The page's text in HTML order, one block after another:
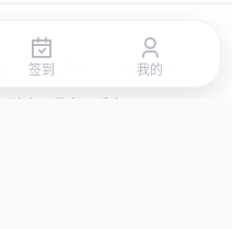
积分商城 站点地图
独立开发者阿乐出品
签到 我的